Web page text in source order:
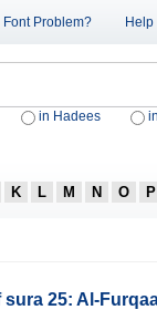
Font Problem? Help
in Hadees
K L M N O P
25: Al-